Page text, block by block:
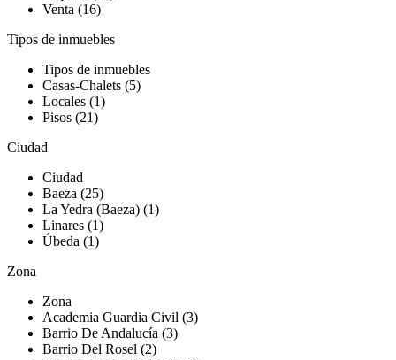
Venta (16)
Tipos de inmuebles
Tipos de inmuebles
Casas-Chalets (5)
Locales (1)
Pisos (21)
Ciudad
Ciudad
Baeza (25)
La Yedra (Baeza) (1)
Linares (1)
Úbeda (1)
Zona
Zona
Academia Guardia Civil (3)
Barrio De Andalucía (3)
Barrio Del Rosel (2)